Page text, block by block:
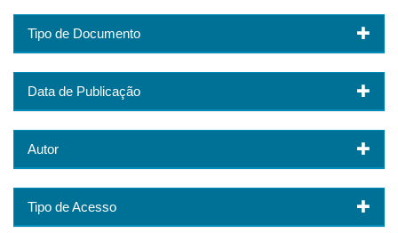
Tipo de Documento
Data de Publicação
Autor
Tipo de Acesso